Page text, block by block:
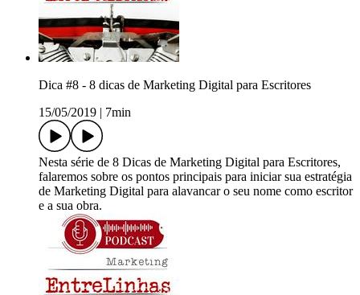
Dica #8 - 8 dicas de Marketing Digital para Escritores
15/05/2019
7min
Nesta série de 8 Dicas de Marketing Digital para Escritores,
falaremos sobre os pontos principais para iniciar sua estratégia
de Marketing Digital para alavancar o seu nome como escritor
e a sua obra.